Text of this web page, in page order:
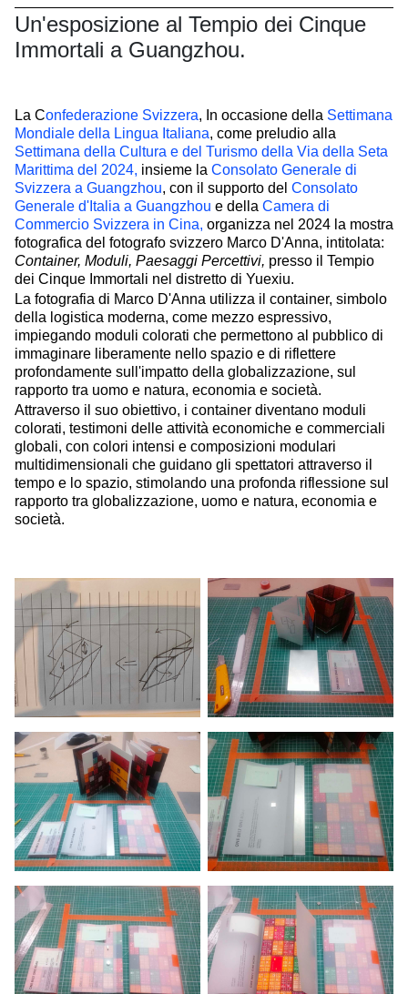
Un'esposizione al Tempio dei Cinque
Immortali a Guangzhou.
La Confederazione Svizzera, In occasione della Settimana
Mondiale della Lingua Italiana, come preludio alla
Settimana della Cultura e del Turismo della Via della Seta
Marittima del 2024, insieme la Consolato Generale di
Svizzera a Guangzhou, con il supporto del Consolato
Generale d'Italia a Guangzhou e della Camera di
Commercio Svizzera in Cina, organizza nel 2024 la mostra
fotografica del fotografo svizzero Marco D'Anna, intitolata:
Container, Moduli, Paesaggi Percettivi, presso il Tempio
dei Cinque Immortali nel distretto di Yuexiu.
La fotografia di Marco D'Anna utilizza il container, simbolo
della logistica moderna, come mezzo espressivo,
impiegando moduli colorati che permettono al pubblico di
immaginare liberamente nello spazio e di riflettere
profondamente sull'impatto della globalizzazione, sul
rapporto tra uomo e natura, economia e società.
Attraverso il suo obiettivo, i container diventano moduli
colorati, testimoni delle attività economiche e commerciali
globali, con colori intensi e composizioni modulari
multidimensionali che guidano gli spettatori attraverso il
tempo e lo spazio, stimolando una profonda riflessione sul
rapporto tra globalizzazione, uomo e natura, economia e
società.